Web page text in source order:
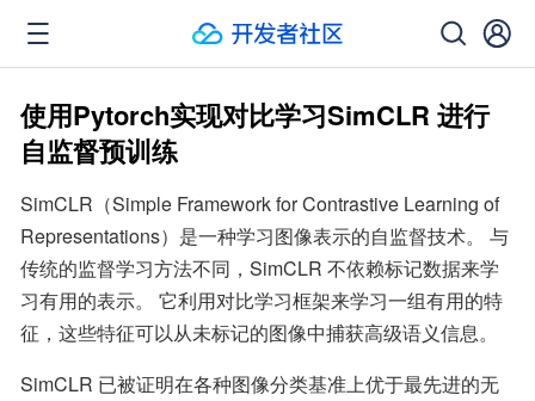
使用Pytorch实现对比学习SimCLR 进行
自监督预训练
SimCLR（Simple Framework for Contrastive Learning of
Representations）是一种学习图像表示的自监督技术。 与
传统的监督学习方法不同，SimCLR 不依赖标记数据来学
习有用的表示。 它利用对比学习框架来学习一组有用的特
征，这些特征可以从未标记的图像中捕获高级语义信息。
SimCLR 已被证明在各种图像分类基准上优于最先进的无